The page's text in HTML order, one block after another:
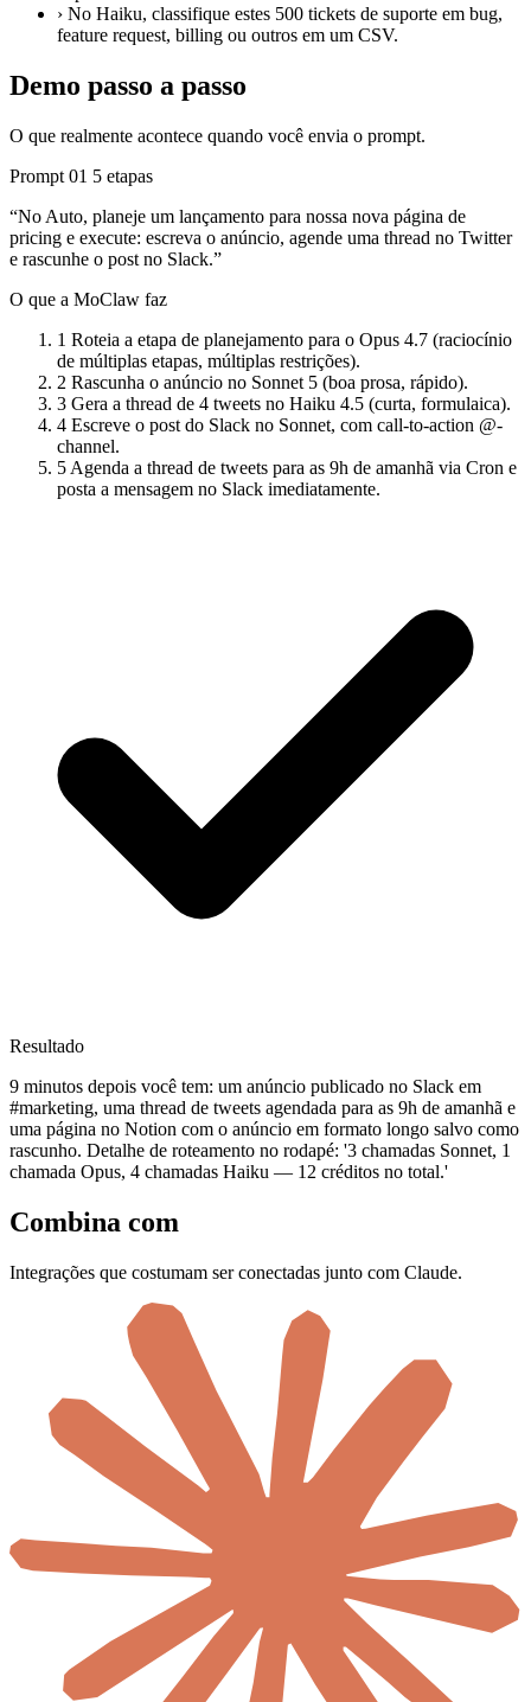
› No Haiku, classifique estes 500 tickets de suporte em bug,
feature request, billing ou outros em um CSV.
Demo passo a passo
O que realmente acontece quando você envia o prompt.
Prompt 01 5 etapas
“No Auto, planeje um lançamento para nossa nova página de
pricing e execute: escreva o anúncio, agende uma thread no Twitter
e rascunhe o post no Slack.”
O que a MoClaw faz
1 Roteia a etapa de planejamento para o Opus 4.7 (raciocínio
de múltiplas etapas, múltiplas restrições).
2 Rascunha o anúncio no Sonnet 5 (boa prosa, rápido).
3 Gera a thread de 4 tweets no Haiku 4.5 (curta, formulaica).
4 Escreve o post do Slack no Sonnet, com call-to-action @-
channel.
5 Agenda a thread de tweets para as 9h de amanhã via Cron e
posta a mensagem no Slack imediatamente.
Resultado
9 minutos depois você tem: um anúncio publicado no Slack em
#marketing, uma thread de tweets agendada para as 9h de amanhã e
uma página no Notion com o anúncio em formato longo salvo como
rascunho. Detalhe de roteamento no rodapé: '3 chamadas Sonnet, 1
chamada Opus, 4 chamadas Haiku — 12 créditos no total.'
Combina com
Integrações que costumam ser conectadas junto com Claude.